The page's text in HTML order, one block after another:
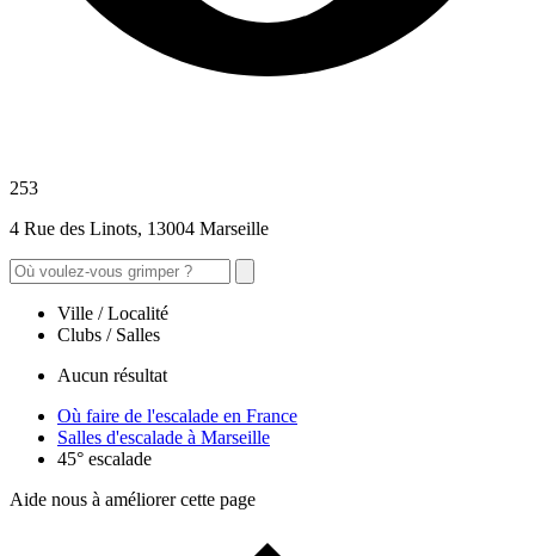
253
4 Rue des Linots, 13004 Marseille
Ville / Localité
Clubs / Salles
Aucun résultat
Où faire de l'escalade en France
Salles d'escalade à Marseille
45° escalade
Aide nous à améliorer cette page